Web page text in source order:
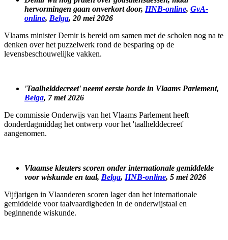
hervormingen gaan onverkort door, HNB-online, GvA-
online, Belga, 20 mei 2026
Vlaams minister Demir is bereid om samen met de scholen nog na te
denken over het puzzelwerk rond de besparing op de
levensbeschouwelijke vakken.
'Taalhelddecreet' neemt eerste horde in Vlaams Parlement,
Belga, 7 mei 2026
De commissie Onderwijs van het Vlaams Parlement heeft
donderdagmiddag het ontwerp voor het 'taalhelddecreet'
aangenomen.
Vlaamse kleuters scoren onder internationale gemiddelde
voor wiskunde en taal, Belga, HNB-online, 5 mei 2026
Vijfjarigen in Vlaanderen scoren lager dan het internationale
gemiddelde voor taalvaardigheden in de onderwijstaal en
beginnende wiskunde.